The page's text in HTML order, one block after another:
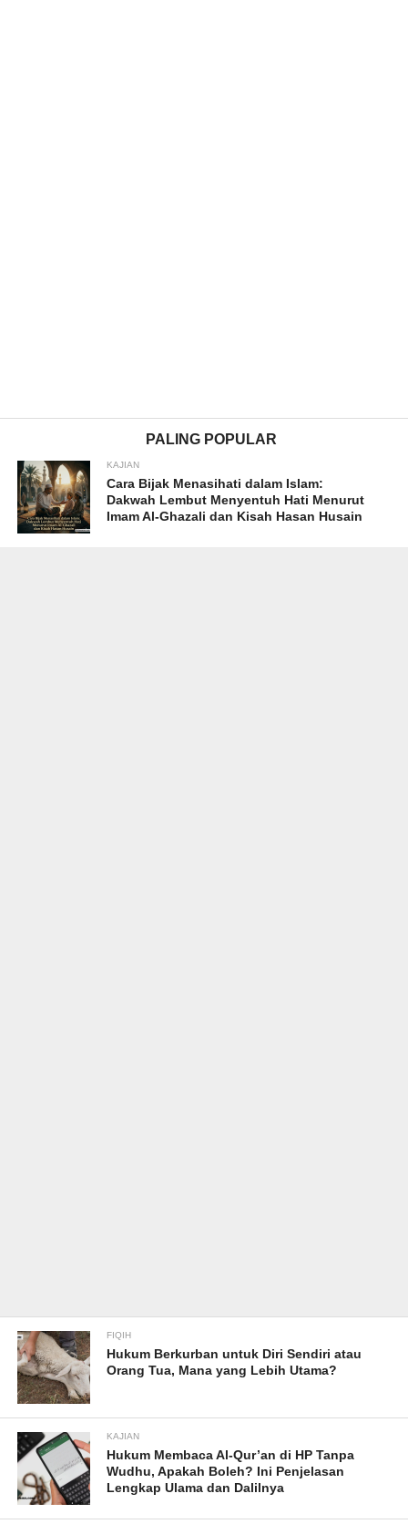
PALING POPULAR
KAJIAN
Cara Bijak Menasihati dalam Islam:
Dakwah Lembut Menyentuh Hati Menurut
Imam Al-Ghazali dan Kisah Hasan Husain
FIQIH
Hukum Berkurban untuk Diri Sendiri atau
Orang Tua, Mana yang Lebih Utama?
KAJIAN
Hukum Membaca Al-Qur’an di HP Tanpa
Wudhu, Apakah Boleh? Ini Penjelasan
Lengkap Ulama dan Dalilnya